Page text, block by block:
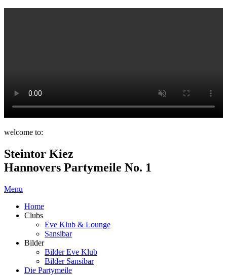
welcome to:
Steintor Kiez
Hannovers Partymeile No. 1
Menu
Home
Clubs
Eve Klub & Lounge
Sansibar
Bilder
Bilder Eve Klub
Bilder Sansibar
Die Partymeile